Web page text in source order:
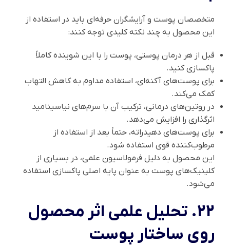
متخصصان پوست و آرایشگران حرفه‌ای باید در استفاده از
این محصول به چند نکته کلیدی توجه کنند:
قبل از هر درمان پوستی، پوست را با این شوینده کاملاً
پاکسازی کنید.
برای پوست‌های آکنه‌ای، استفاده مداوم به کاهش التهاب
کمک می‌کند.
در روتین‌های درمانی، ترکیب آن با سرم‌های نیاسینامید
اثرگذاری را افزایش می‌دهد.
برای پوست‌های دهیدراته، حتماً بعد از استفاده از
مرطوب‌کننده قوی استفاده شود.
این محصول به دلیل فرمولاسیون علمی، در بسیاری از
کلینیک‌های پوست به عنوان پایه اصلی پاکسازی استفاده
می‌شود.
22. تحلیل علمی اثر محصول
روی ساختار پوست